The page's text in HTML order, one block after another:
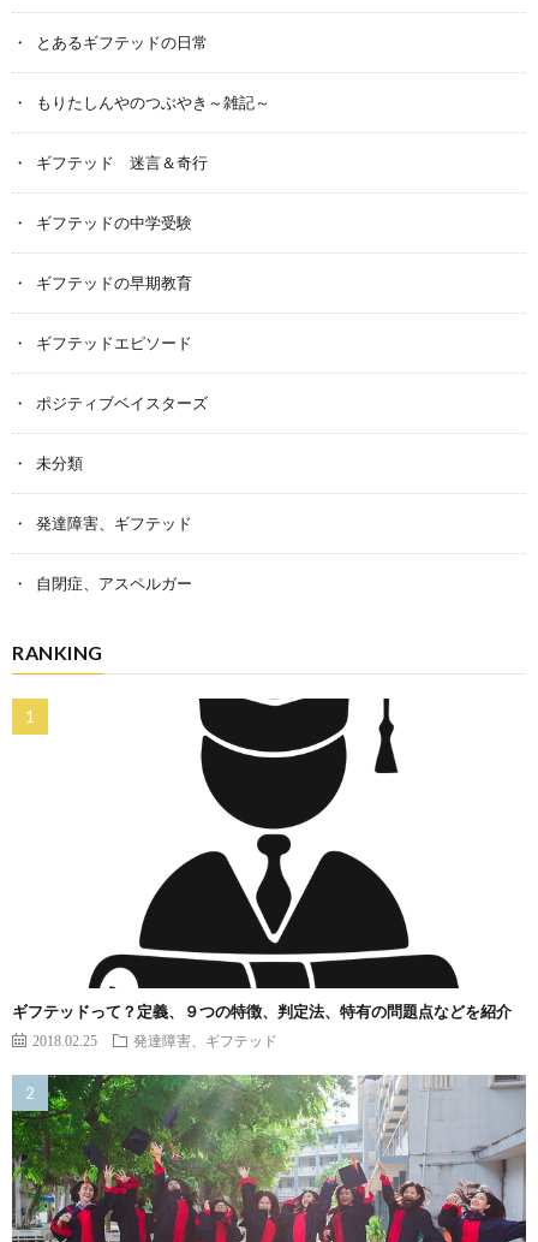
とあるギフテッドの日常
もりたしんやのつぶやき～雑記～
ギフテッド 迷言＆奇行
ギフテッドの中学受験
ギフテッドの早期教育
ギフテッドエピソード
ポジティブベイスターズ
未分類
発達障害、ギフテッド
自閉症、アスペルガー
RANKING
ギフテッドって？定義、９つの特徴、判定法、特有の問題点などを紹介
2018.02.25 発達障害、ギフテッド